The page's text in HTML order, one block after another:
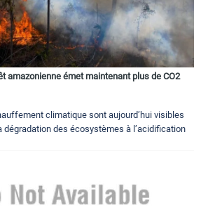
amazonienne émet maintenant plus de CO2
climatique sont aujourd’hui visibles
dégradation des écosystèmes à l’acidification